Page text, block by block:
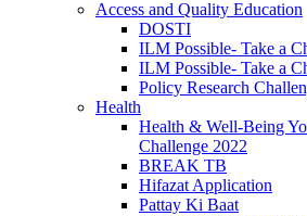
Access and Quality Education
DOSTI
ILM Possible- Take a
ILM Possible- Take a
Policy Research
Health
Health & Well-Being
Challenge 2022
BREAK TB
Hifazat Application
Pattay Ki Baat